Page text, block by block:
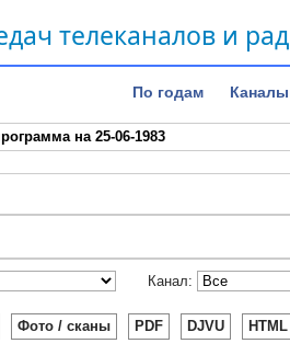
телеканалов и
По годам Каналы
на 25-06-1983
Канал:
Фото / сканы PDF DJVU HTML